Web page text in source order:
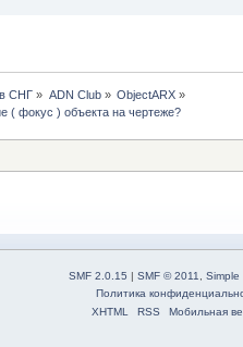
СНГ » ADN Club» ObjectARX»
( фокус ) объекта на чертеже?
SMF 2.0.15 | SMF © 2011
Simple
Политика
XHTML
RSS Мобильная